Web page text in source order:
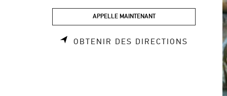
APPELLE MAINTENANT
OBTENIR DES DIRECTIONS LINK